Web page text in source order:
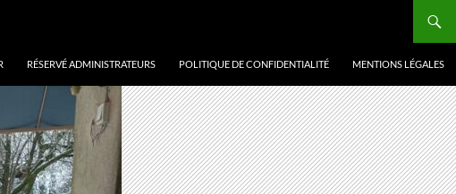
RÉSERVÉ ADMINISTRATEURS POLITIQUE DE CONFIDENTIALITÉ MENTIONS LÉGALES